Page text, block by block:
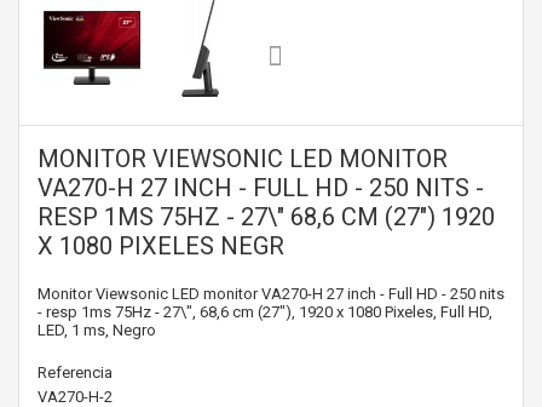
MONITOR VIEWSONIC LED MONITOR
VA270-H 27 INCH - FULL HD - 250 NITS -
RESP 1MS 75HZ - 27\" 68,6 CM (27") 1920
X 1080 PIXELES NEGR
Monitor Viewsonic LED monitor VA270-H 27 inch - Full HD - 250 nits
- resp 1ms 75Hz - 27\", 68,6 cm (27"), 1920 x 1080 Pixeles, Full HD,
LED, 1 ms, Negro
Referencia
VA270-H-2